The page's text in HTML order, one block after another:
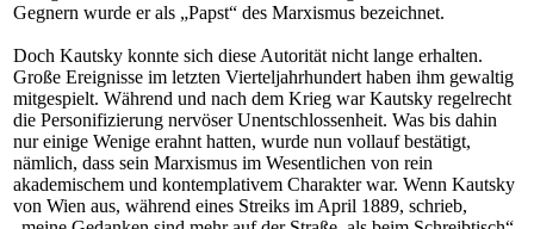
Gegnern wurde er als „Papst“ des Marxismus bezeichnet.
Doch Kautsky konnte sich diese Autorität nicht lange erhalten.
Große Ereignisse im letzten Vierteljahrhundert haben ihm gewaltig
mitgespielt. Während und nach dem Krieg war Kautsky regelrecht
die Personifizierung nervöser Unentschlossenheit. Was bis dahin
nur einige Wenige erahnt hatten, wurde nun vollauf bestätigt,
nämlich, dass sein Marxismus im Wesentlichen von rein
akademischem und kontemplativem Charakter war. Wenn Kautsky
von Wien aus, während eines Streiks im April 1889, schrieb,